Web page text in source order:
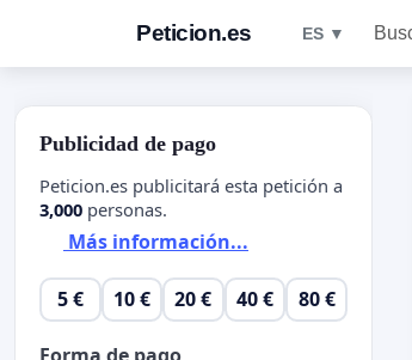
Peticion.es ES ▼
Publicidad de pago
Peticion.es publicitará esta petición a
3,000 personas.
Más información...
5 € 10 € 20 € 40 € 80 €